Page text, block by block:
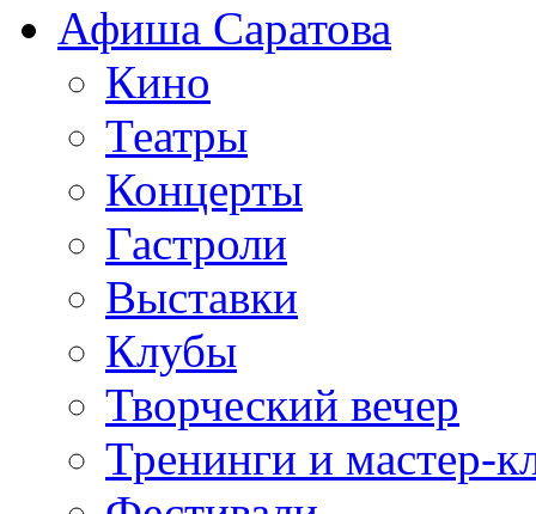
Афиша Саратова
Кино
Театры
Концерты
Гастроли
Выставки
Клубы
Творческий вечер
Тренинги и мастер-